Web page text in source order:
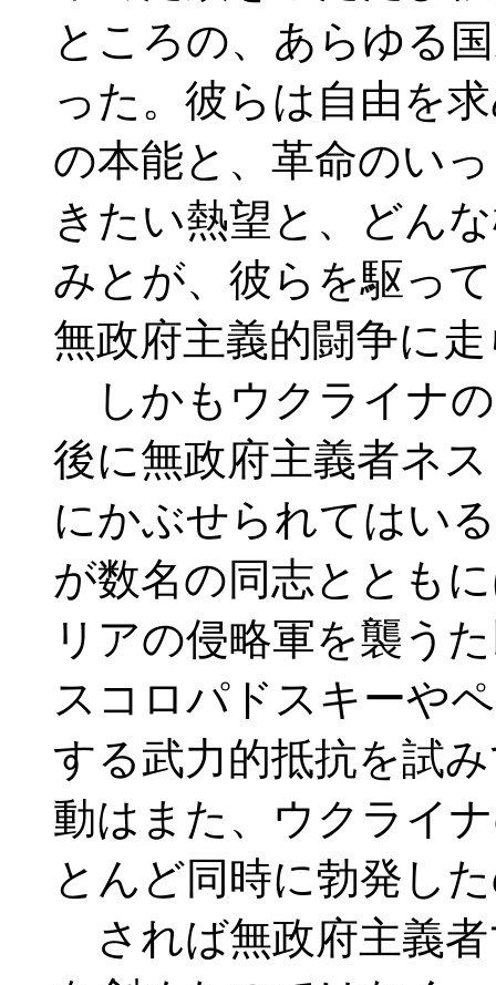
ところの、あらゆる
った。彼らは自由を
の本能と、革命のい
きたい熱望と、どん
みとが、彼らを駆っ
無政府主義的闘争に
しかもウクライナ
後に無政府主義者ネ
にかぶせられてはい
が数名の同志ととも
リアの侵略軍を襲う
スコロパドスキーや
する武力的抵抗を試
動はまた、ウクライ
とんど同時に勃発し
されば無政府主義